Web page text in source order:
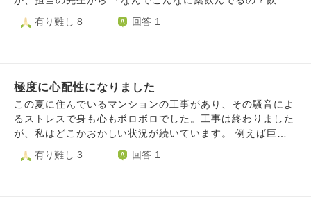
なきゃいけないの？」 「依存性高い薬飲んでるなあ」 と言
われました。 「依存も何も、発達障害は一生モノなの
ました。さらに私は 「私の精神科の先生は、そういった副
作用も考慮して 出してくださるんです」 とお伝えしまし
た。 私は、発達障害のため向精神薬を服用しています。
これらの言葉はかかりつけの産婦人科や、飛び込みで 行っ
「薬ｗ多いｗｗｗおなかｗいっぱいになりそうｗｗｗ」 と
有り難し 8 回答 1
極度に心配性になりました
この夏に住んでいるマンションの工事があり、その騒音によ
るストレスで身も心もボロボロでした。工事は終わりました
が、私はどこかおかしい状況が続いています。 例えば巨大
地震が来て、備蓄品を全て食べ尽くしたら、その後はどこで
食料を調達できるのかとか、災害時に持病の薬が切れてしま
有り難し 3 回答 1